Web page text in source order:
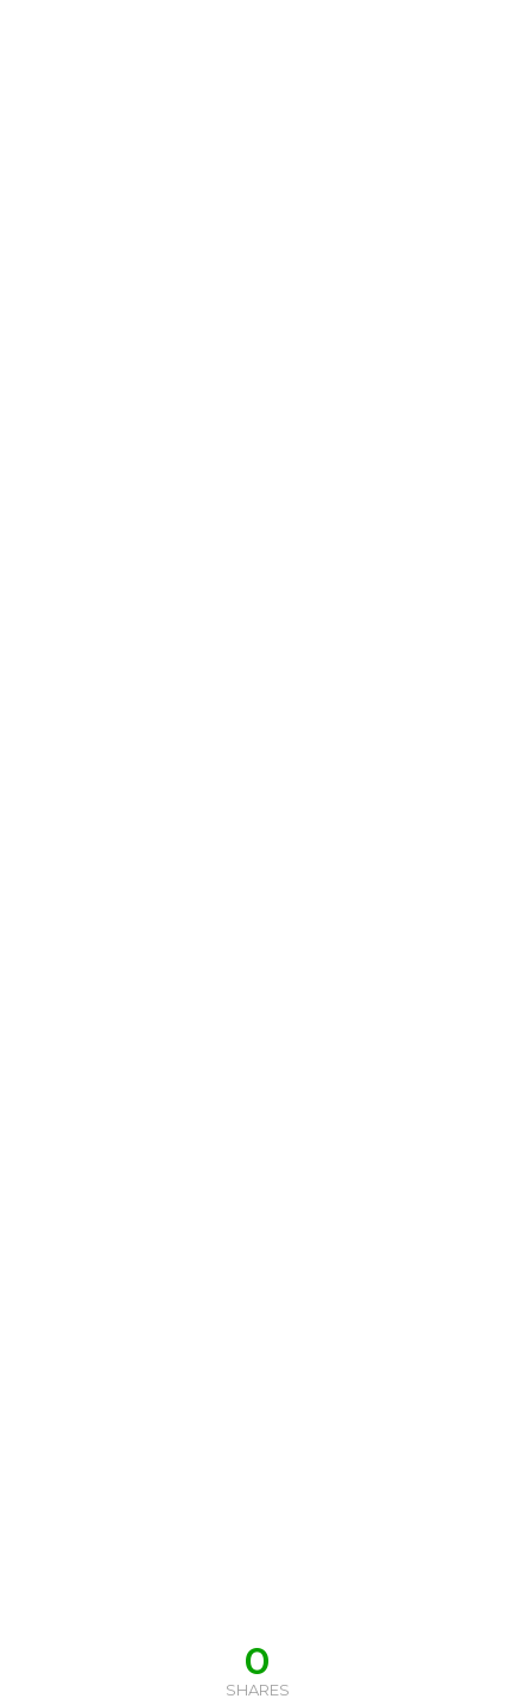
0
SHARES